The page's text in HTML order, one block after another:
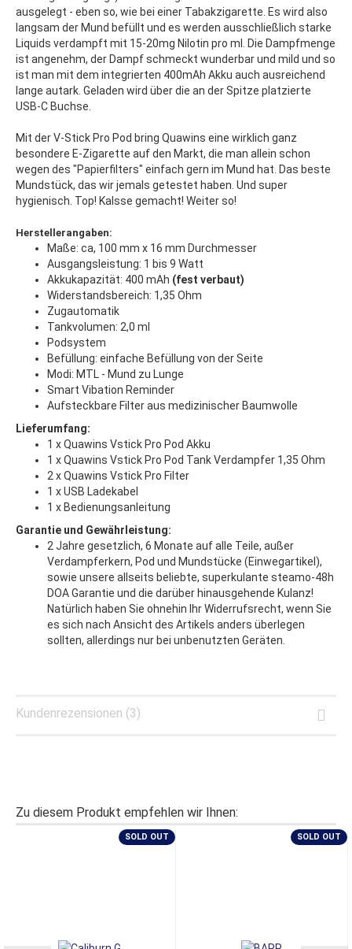
ausgelegt - eben so, wie bei einer Tabakzigarette. Es wird also
langsam der Mund befüllt und es werden ausschließlich starke
Liquids verdampft mit 15-20mg Nilotin pro ml. Die Dampfmenge
ist angenehm, der Dampf schmeckt wunderbar und mild und so
ist man mit dem integrierten 400mAh Akku auch ausreichend
lange autark. Geladen wird über die an der Spitze platzierte
USB-C Buchse.
Mit der V-Stick Pro Pod bring Quawins eine wirklich ganz
besondere E-Zigarette auf den Markt, die man allein schon
wegen des "Papierfilters" einfach gern im Mund hat. Das beste
Mundstück, das wir jemals getestet haben. Und super
hygienisch. Top! Kalsse gemacht! Weiter so!
Herstellerangaben:
Maße: ca, 100 mm x 16 mm Durchmesser
Ausgangsleistung: 1 bis 9 Watt
Akkukapazität: 400 mAh (fest verbaut)
Widerstandsbereich: 1,35 Ohm
Zugautomatik
​​Tankvolumen: 2,0 ml
Podsystem
Befüllung: einfache Befüllung von der Seite
Modi: MTL - Mund zu Lunge
Smart Vibation Reminder
Aufsteckbare Filter aus medizinischer Baumwolle
Lieferumfang:
1 x Quawins Vstick Pro Pod Akku
1 x Quawins Vstick Pro Pod Tank Verdampfer 1,35 Ohm
2 x Quawins Vstick Pro Filter
1 x USB Ladekabel
1 x Bedienungsanleitung
Garantie und Gewährleistung:
2 Jahre gesetzlich, 6 Monate auf alle Teile, außer
Verdampferkern, Pod und Mundstücke (Einwegartikel),
sowie unsere allseits beliebte, superkulante steamo-48h
DOA Garantie und die darüber hinausgehende Kulanz!
Natürlich haben Sie ohnehin Ihr Widerrufsrecht, wenn Sie
es sich nach Ansicht des Artikels anders überlegen
sollten, allerdings nur bei unbenutzten Geräten.
Kundenrezensionen (3)
Zu diesem Produkt empfehlen wir Ihnen:
SOLD OUT SOLD OUT